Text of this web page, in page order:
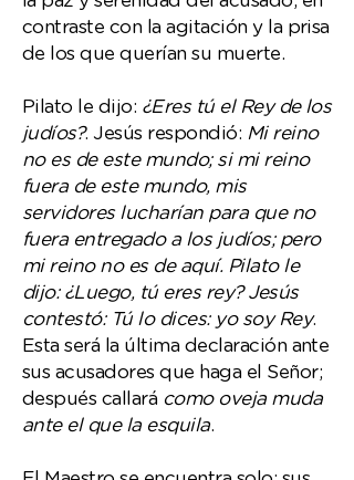
contraste con la agitación y la prisa
de los que querían su muerte.
Pilato le dijo: ¿Eres tú el Rey de los
judíos?. Jesús respondió: Mi reino
no es de este mundo; si mi reino
fuera de este mundo, mis
servidores lucharían para que no
fuera entregado a los judíos; pero
mi reino no es de aquí. Pilato le
dijo: ¿Luego, tú eres rey? Jesús
contestó: Tú lo dices: yo soy Rey.
Esta será la última declaración ante
sus acusadores que haga el Señor;
después callará como oveja muda
ante el que la esquila.